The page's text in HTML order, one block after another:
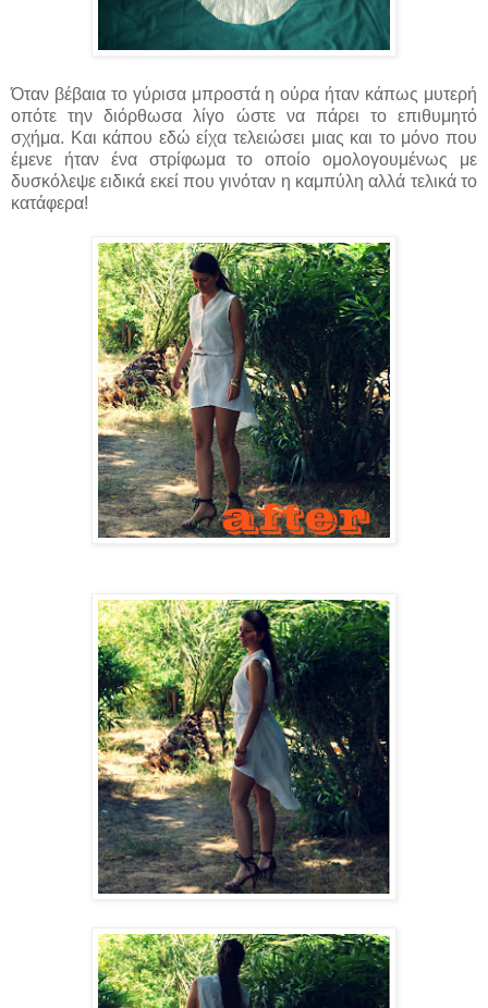
Όταν βέβαια το γύρισα μπροστά η ούρα ήταν κάπως μυτερή
οπότε την διόρθωσα λίγο ώστε να πάρει το επιθυμητό
σχήμα. Και κάπου εδώ είχα τελειώσει μιας και το μόνο που
έμενε ήταν ένα στρίφωμα το οποίο ομολογουμένως με
δυσκόλεψε ειδικά εκεί που γινόταν η καμπύλη αλλά τελικά το
κατάφερα!